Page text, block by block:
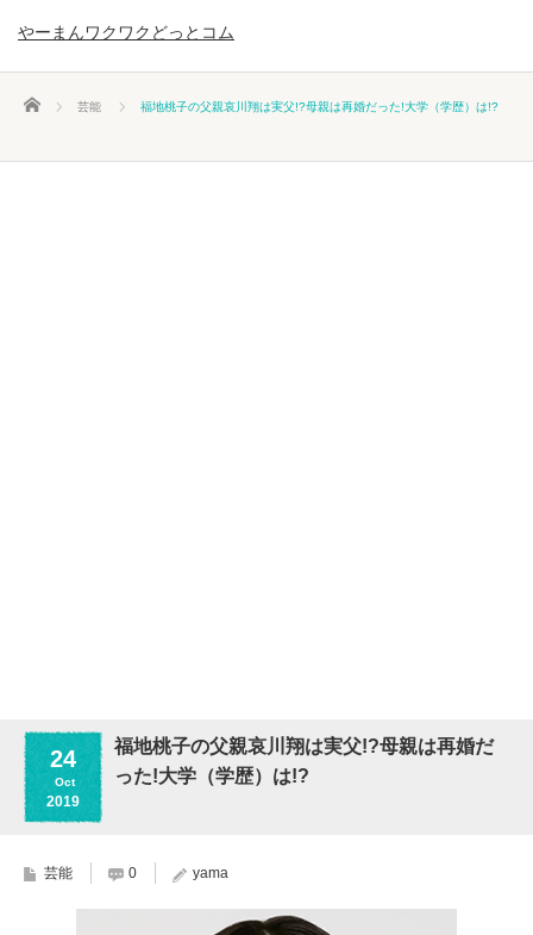
やーまんワクワクどっとコム
ホーム 芸能 福地桃子の父親哀川翔は実父!?母親は再婚だった!大学（学歴）は!?
24
Oct
2019
福地桃子の父親哀川翔は実父!?母親は再婚だ
った!大学（学歴）は!?
芸能 0 yama